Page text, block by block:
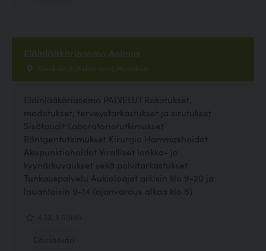
Eläinlääkäriasema Animus
Oikokuja 2 (Kelan talo), Hyvinkää
Eläinlääkäriasema PALVELUT Rokotukset,
madotukset, terveystarkastukset ja sirutukset
Sisätaudit Laboratoriotutkimukset
Röntgentutkimukset Kirurgia Hammashoidot
Akupunktiohoidot Viralliset lonkka- ja
kyynärkuvaukset sekä polvitarkastukset
Tuhkauspalvelu Aukioloajat arkisin klo 9-20 ja
lauantaisin 9-14 (ajanvaraus alkaa klo 8)